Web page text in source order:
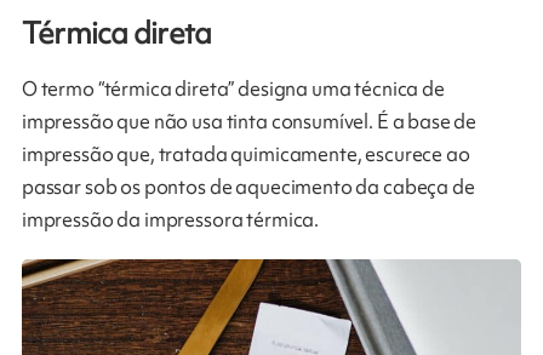
Térmica direta
O termo “térmica direta” designa uma técnica de
impressão que não usa tinta consumível. É a base de
impressão que, tratada quimicamente, escurece ao
passar sob os pontos de aquecimento da cabeça de
impressão da impressora térmica.